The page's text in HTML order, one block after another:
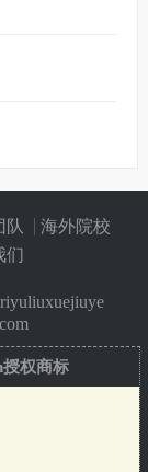
队
海外院校
们
授权商标